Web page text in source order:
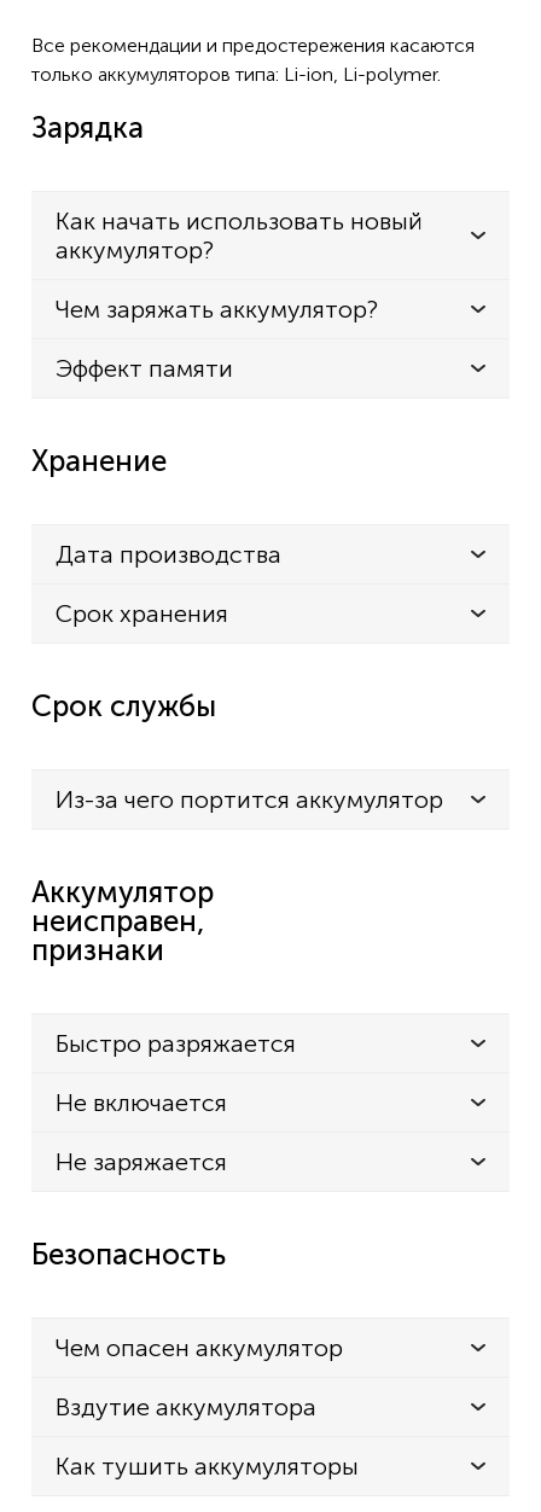
Все рекомендации и предостережения касаются
только аккумуляторов типа: Li-ion, Li-polymer.
Зарядка
Как начать использовать новый
аккумулятор?
Чем заряжать аккумулятор?
Эффект памяти
Хранение
Дата производства
Срок хранения
Срок службы
Из-за чего портится аккумулятор
Аккумулятор
неисправен,
признаки
Быстро разряжается
Не включается
Не заряжается
Безопасность
Чем опасен аккумулятор
Вздутие аккумулятора
Как тушить аккумуляторы